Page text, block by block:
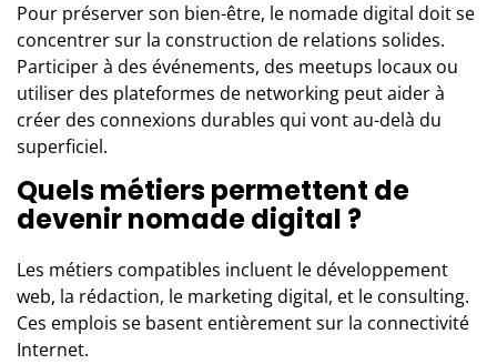
Pour préserver son bien-être, le nomade digital doit se
concentrer sur la construction de relations solides.
Participer à des événements, des meetups locaux ou
utiliser des plateformes de networking peut aider à
créer des connexions durables qui vont au-delà du
superficiel.
Quels métiers permettent de
devenir nomade digital ?
Les métiers compatibles incluent le développement
web, la rédaction, le marketing digital, et le consulting.
Ces emplois se basent entièrement sur la connectivité
Internet.